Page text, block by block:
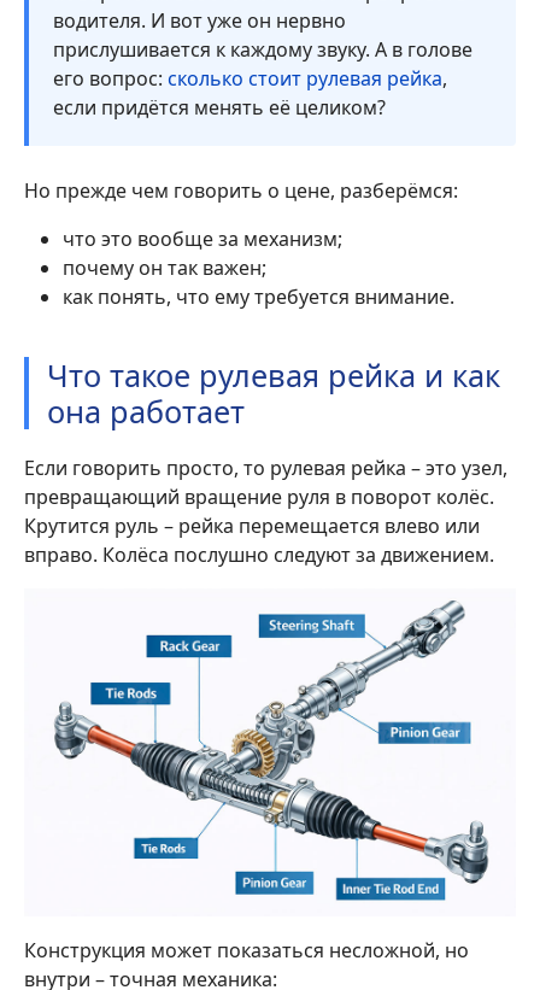
водителя. И вот уже он нервно
прислушивается к каждому звуку. А в голове
его вопрос: сколько стоит рулевая рейка,
если придётся менять её целиком?
Но прежде чем говорить о цене, разберёмся:
что это вообще за механизм;
почему он так важен;
как понять, что ему требуется внимание.
Что такое рулевая рейка и как
она работает
Если говорить просто, то рулевая рейка – это узел,
превращающий вращение руля в поворот колёс.
Крутится руль – рейка перемещается влево или
вправо. Колёса послушно следуют за движением.
Конструкция может показаться несложной, но
внутри – точная механика: